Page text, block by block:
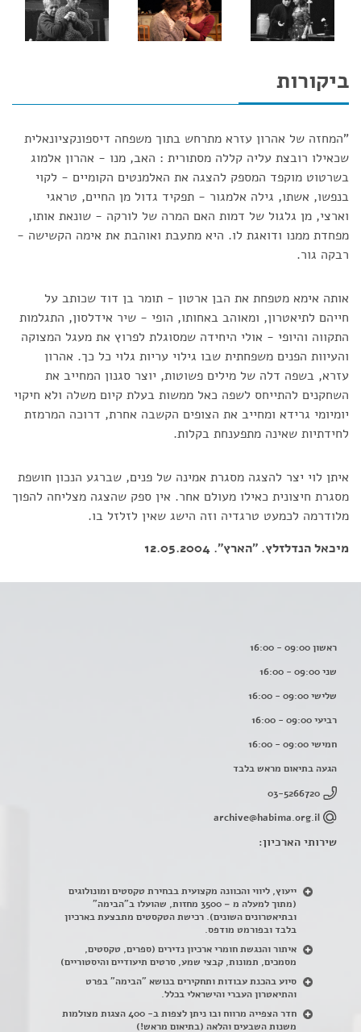
ביקורות
"המחזה של אהרון עזרא מתרחש בתוך משפחה דיספונקציונאלית
שכאילו רובצת עליה קללה מסתורית : האב, מנו - אהרון אלמוג
בשרטוט מוקפד המספק להצגה את האלמנטים הקומיים - לקוי
בנפשו, אשתו, גילה אלמגור - תפקיד גדול מן החיים, טראגי
וארצי, מן גלגול של דמות האם המרה של לורקה - שונאת אותו,
מפחדת ממנו ודואגת לו. היא מתעבת ואוהבת את אימה הקשישה -
רבקה גור.
אותה אימא מטפחת את הבן ארטון - תומר בן דוד שכותב על
חייהם לתיאטרון, ומאוהב באחותו, הופי - שיר אידלסון, התגלמות
התקווה והיופי - אולי היחידה שמסוגלת לפרוץ את מעגל המצוקה
והעיוות הפנים משפחתית שבו גילוי עריות גלוי כל כך. אהרון
עזרא, בשפה דלה של מילים פשוטות, יוצר סגנון המחייב את
השחקנים להתייחס לשפה כאל ממשות בעלת קיום משלה ולא חיקוי
יומיומי גרידא ומחייב את הצופים הקשבה אחרת, דרוכה המרמזת
לחידתיות שאינה מתפענחת בקלות.
איתן לוי יצר להצגה מסגרת אמינה של פנים, שברגע הנכון חושפת
מסגרת חיצונית כאילו מעולם אחר. אין ספק שהצגה מצליחה להפוך
מלודרמה לכמעט טרגדיה וזה הישג שאין לזלזל בו.
מיכאל הנדלזלץ. "הארץ". 12.05.2004
ראשון 09:00 - 16:00
שני 09:00 - 16:00
שלישי 09:00 - 16:00
רביעי 09:00 - 16:00
חמישי 09:00 - 16:00
הגעה בתיאום מראש בלבד
03-5266720
archive@habima.org.il
שירותי הארכיון:
ייעוץ, ליווי והכוונה מקצועית בבחירת טקסטים ומונולוגים
(מתוך למעלה מ – 3500 מחזות, שהועלו ב"הבימה"
ובתיאטרונים השונים). רכישת הטקסטים מתבצעת בארכיון
בלבד ובפורמט מודפס.
איתור והנגשת חומרי ארכיון נדירים (ספרים, טקסטים,
מסמכים, תמונות, קבצי שמע, סרטים תיעודיים והיסטוריים)
סיוע בהכנת עבודות ותחקירים בנושא "הבימה" בפרט
והתיאטרון העברי והישראלי בכלל.
חדר הצפייה מרווח ובו ניתן לצפות ב- 400 הצגות מצולמות
משנות השבעים והלאה (בתיאום מראש!)